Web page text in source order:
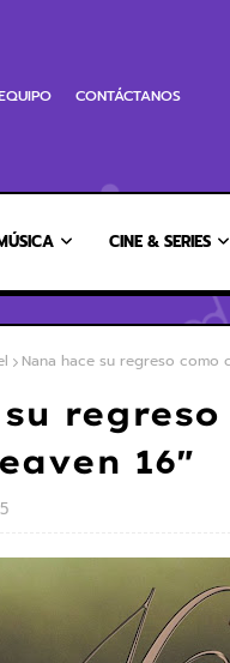
CONTÁCTANOS
CINE & SERIES
Nana hace su regreso como
16"